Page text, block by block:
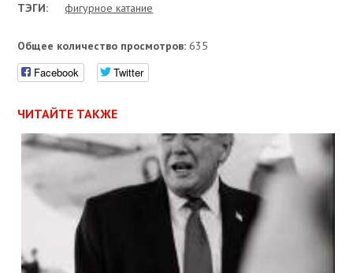
ТЭГИ: фигурное катание
Общее количество просмотров: 635
Facebook Twitter
ЧИТАЙТЕ ТАКЖЕ